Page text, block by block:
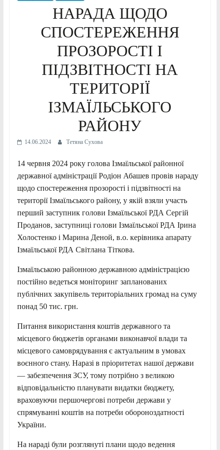
НАРАДА ЩОДО
СПОСТЕРЕЖЕННЯ
ПРОЗОРОСТІ І
ПІДЗВІТНОСТІ НА
ТЕРИТОРІЇ
ІЗМАЇЛЬСЬКОГО
РАЙОНУ
14.06.2024 Тетяна Сухова
14 червня 2024 року голова Ізмаїльської районної
державної адміністрації Родіон Абашев провів нараду
щодо спостереження прозорості і підзвітності на
території Ізмаїльського району, у якій взяли участь
перший заступник голови Ізмаїльської РДА Сергій
Проданов, заступниці голови Ізмаїльської РДА Ірина
Холостенко і Марина Деной, в.о. керівника апарату
Ізмаїльської РДА Світлана Тіткова.
Ізмаїльською районною державною адміністрацією
постійно ведеться моніторинг запланованих
публічних закупівель територіальних громад на суму
понад 50 тис. грн.
Питання використання коштів державного та
місцевого бюджетів органами виконавчої влади та
місцевого самоврядування є актуальним в умовах
воєнного стану. Наразі в пріоритетах нашої держави
— забезпечення ЗСУ, тому потрібно з великою
відповідальністю планувати видатки бюджету,
враховуючи першочергові потреби держави у
спрямуванні коштів на потреби обороноздатності
України.
На нараді були розглянуті плани щодо ведення